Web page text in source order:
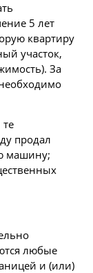
5 лет
квартиру
участок,
За
продал
машину;
любые
и (или)